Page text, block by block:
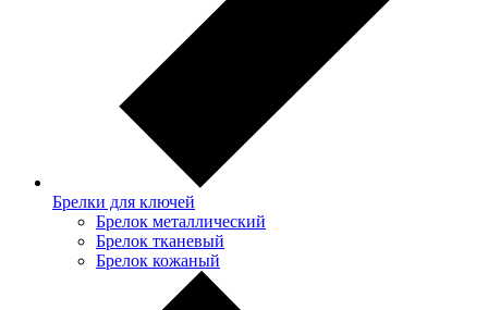
Брелки для ключей
Брелок металлический
Брелок тканевый
Брелок кожаный